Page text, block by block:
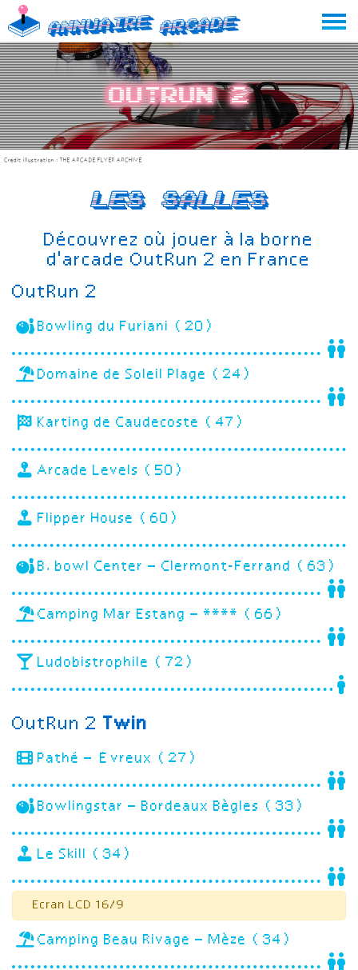
Skip
to
content
Annuaire Arcade
Crédit illustration : THE ARCADE FLYER ARCHIVE
OutRun 2
Les salles
Découvrez où jouer à la borne
d'arcade OutRun 2 en France
OutRun 2
Bowling du Furiani (20)
Domaine de Soleil Plage (24)
Karting de Caudecoste (47)
Arcade Levels (50)
Flipper House (60)
B.bowl Center – Clermont-Ferrand (63)
Camping Mar Estang – **** (66)
Ludobistrophile (72)
OutRun 2 Twin
Pathé – Évreux (27)
Bowlingstar – Bordeaux Bègles (33)
Le Skill (34)
Ecran LCD 16/9
Camping Beau Rivage – Mèze (34)